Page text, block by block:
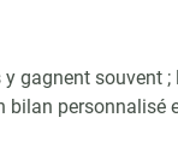
gagnent souvent
bilan personnalisé